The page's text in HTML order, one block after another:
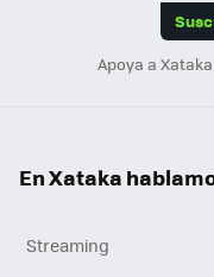
Apoya a
En Xataka
Streaming